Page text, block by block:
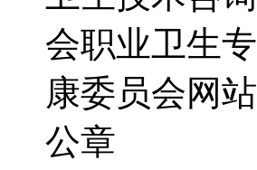
会职业卫生
康委员会网
公章